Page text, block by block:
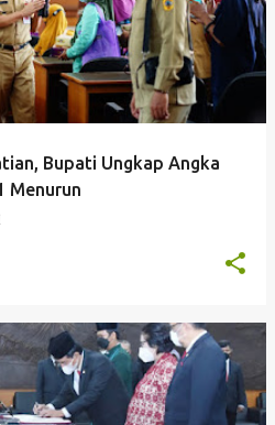
Bupati Ungkap Angka
Menurun